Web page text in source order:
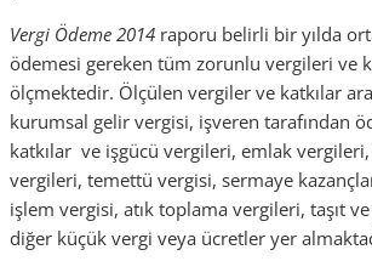
Vergi Ödeme 2014 raporu belirli bir yılda
ödemesi gereken tüm zorunlu vergileri ve
ölçmektedir. Ölçülen vergiler ve katkılar
kurumsal gelir vergisi, işveren tarafından
katkılar ve işgücü vergileri, emlak
vergileri, temettü vergisi, sermaye
işlem vergisi, atık toplama vergileri, taşıt
diğer küçük vergi veya ücretler yer